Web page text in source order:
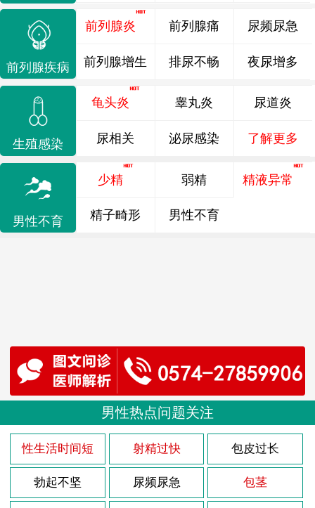
前列腺疾病
前列腺炎 前列腺痛 尿频尿急
前列腺增生 排尿不畅 夜尿增多
生殖感染
龟头炎 睾丸炎 尿道炎
尿相关 泌尿感染 了解更多
男性不育
少精 弱精 精液异常
精子畸形 男性不育
男性热点问题关注
性生活时间短 射精过快 包皮过长
勃起不坚 尿频尿急 包茎